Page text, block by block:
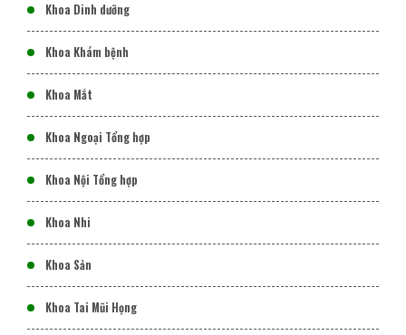
Khoa Dinh dưỡng
Khoa Khám bệnh
Khoa Mắt
Khoa Ngoại Tổng hợp
Khoa Nội Tổng hợp
Khoa Nhi
Khoa Sản
Khoa Tai Mũi Họng